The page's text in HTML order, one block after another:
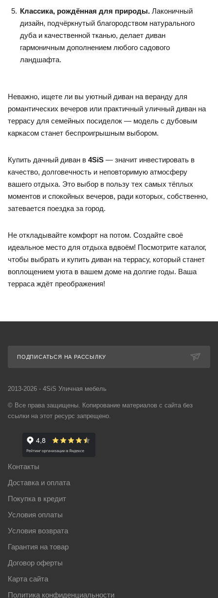
Классика, рождённая для природы. Лаконичный
дизайн, подчёркнутый благородством натурального
дуба и качественной тканью, делает диван
гармоничным дополнением любого садового
ландшафта.
Неважно, ищете ли вы уютный диван на веранду для
романтических вечеров или практичный уличный диван на
террасу для семейных посиделок — модель с дубовым
каркасом станет беспроигрышным выбором.
Купить дачный диван в 4SiS — значит инвестировать в
качество, долговечность и неповторимую атмосферу
вашего отдыха. Это выбор в пользу тех самых тёплых
моментов и спокойных вечеров, ради которых, собственно,
затевается поездка за город.
Не откладывайте комфорт на потом. Создайте своё
идеальное место для отдыха вдвоём! Посмотрите каталог,
чтобы выбрать и купить диван на террасу, который станет
воплощением уюта в вашем доме на долгие годы. Ваша
терраса ждёт преображения!
ПОДПИСАТЬСЯ НА РАССЫЛКУ
2013-2026 - 4SiS Уличная мебель
© Все права защищены. Копирование материалов с сайта без
ссылки на этот ресурс запрещено.
Контакты
Доставка и оплата
Покупка в кредит
Условия оплаты
Условия возврата
Гарантия на товар
Договор оферты
Карта сайта
Политика конфиденциальности